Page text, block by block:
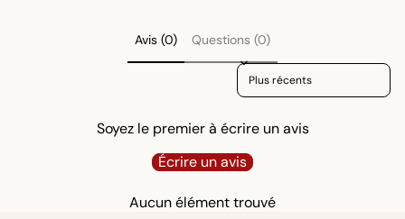
Avis (0) Questions (0)
Sort reviews by
Soyez le premier à écrire un avis
Écrire un avis
Aucun élément trouvé